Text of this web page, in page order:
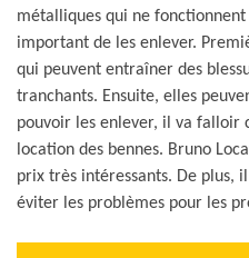
métalliques qui ne
important de les enlever.
qui peuvent entraîner des
tranchants. Ensuite, elles
pouvoir les enlever, il va falloir
location des bennes. Bruno
prix très intéressants. De plus,
éviter les problèmes pour les